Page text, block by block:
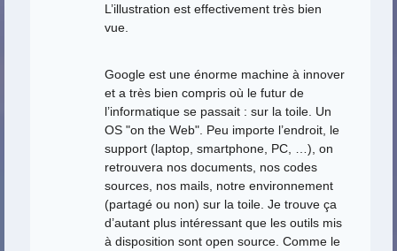
L’illustration est effectivement très bien
vue.
Google est une énorme machine à innover
et a très bien compris où le futur de
l’informatique se passait : sur la toile. Un
OS "on the Web". Peu importe l’endroit, le
support (laptop, smartphone, PC, …), on
retrouvera nos documents, nos codes
sources, nos mails, notre environnement
(partagé ou non) sur la toile. Je trouve ça
d’autant plus intéressant que les outils mis
à disposition sont open source. Comme le